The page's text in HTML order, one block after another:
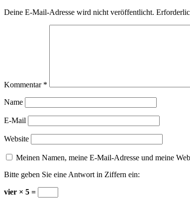
Deine E-Mail-Adresse wird nicht veröffentlicht.
Kommentar *
Name
E-Mail
Website
Meinen Namen, meine E-Mail-Adresse und meine
Bitte geben Sie eine Antwort in Ziffern ein:
vier × 5 =